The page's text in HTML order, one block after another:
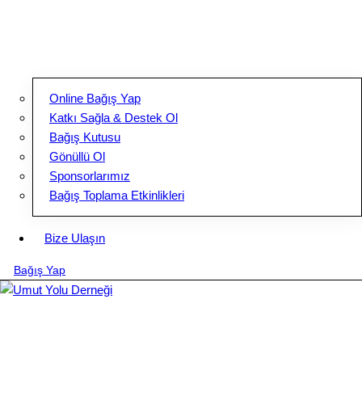
Online Bağış Yap
Katkı Sağla & Destek Ol
Bağış Kutusu
Gönüllü Ol
Sponsorlarımız
Bağış Toplama Etkinlikleri
Bize Ulaşın
Bağış Yap